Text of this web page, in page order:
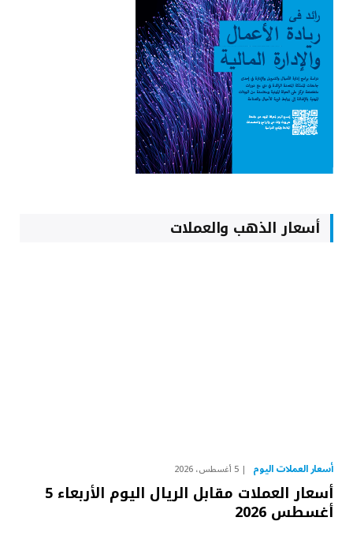
أسعار الذهب والعملات
أسعار العملات اليوم 5 أغسطس، 2026
أسعار العملات مقابل الريال اليوم الأربعاء 5
أغسطس 2026